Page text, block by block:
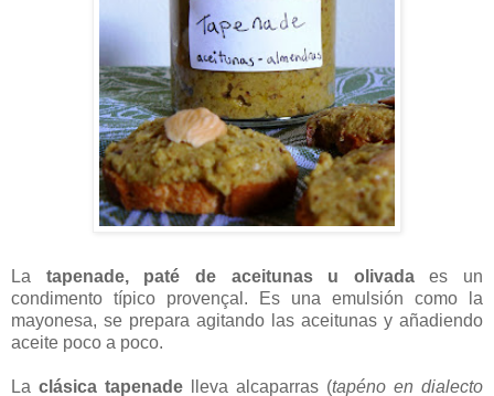
La tapenade, paté de aceitunas u olivadaes un
condimento típico provençal. Es una emulsión como la
mayonesa, se prepara agitando las aceitunas y añadiendo
aceite poco a poco.
La clásica tapenade lleva alcaparras (tapéno en dialecto